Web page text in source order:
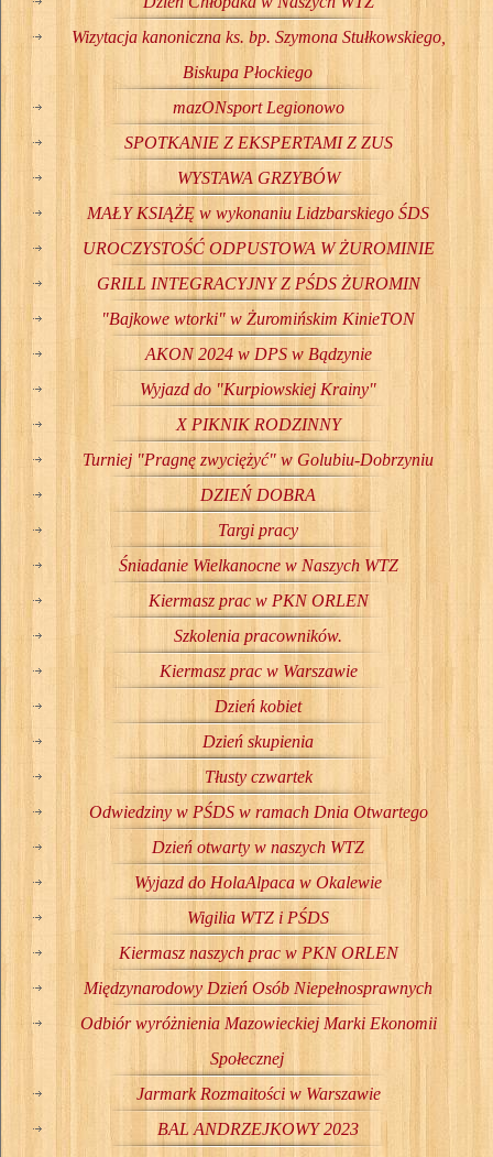
Wizytacja kanoniczna ks. bp. Szymona Stułkowskiego,
Biskupa Płockiego
mazONsport Legionowo
SPOTKANIE Z EKSPERTAMI Z ZUS
WYSTAWA GRZYBÓW
MAŁY KSIĄŻĘ w wykonaniu Lidzbarskiego ŚDS
UROCZYSTOŚĆ ODPUSTOWA W ŻUROMINIE
GRILL INTEGRACYJNY Z PŚDS ŻUROMIN
"Bajkowe wtorki" w Żuromińskim KinieTON
AKON 2024 w DPS w Bądzynie
Wyjazd do "Kurpiowskiej Krainy"
X PIKNIK RODZINNY
Turniej "Pragnę zwyciężyć" w Golubiu-Dobrzyniu
DZIEŃ DOBRA
Targi pracy
Śniadanie Wielkanocne w Naszych WTZ
Kiermasz prac w PKN ORLEN
Szkolenia pracowników.
Kiermasz prac w Warszawie
Dzień kobiet
Dzień skupienia
Tłusty czwartek
Odwiedziny w PŚDS w ramach Dnia Otwartego
Dzień otwarty w naszych WTZ
Wyjazd do HolaAlpaca w Okalewie
Wigilia WTZ i PŚDS
Kiermasz naszych prac w PKN ORLEN
Międzynarodowy Dzień Osób Niepełnosprawnych
Odbiór wyróżnienia Mazowieckiej Marki Ekonomii
Społecznej
Jarmark Rozmaitości w Warszawie
BAL ANDRZEJKOWY 2023